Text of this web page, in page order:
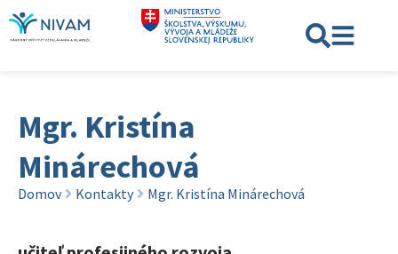
Mgr. Kristína
Minárechová
Domov Kontakty Mgr. Kristína Minárechová